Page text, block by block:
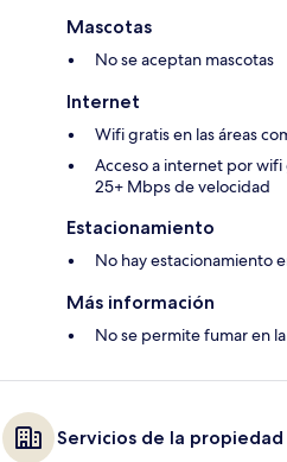
Mascotas
No se aceptan mascotas
Internet
Wifi gratis en las áreas
Acceso a internet por wifi
25+ Mbps de velocidad
Estacionamiento
No hay estacionamiento
Más información
No se permite fumar en
Servicios de la propiedad